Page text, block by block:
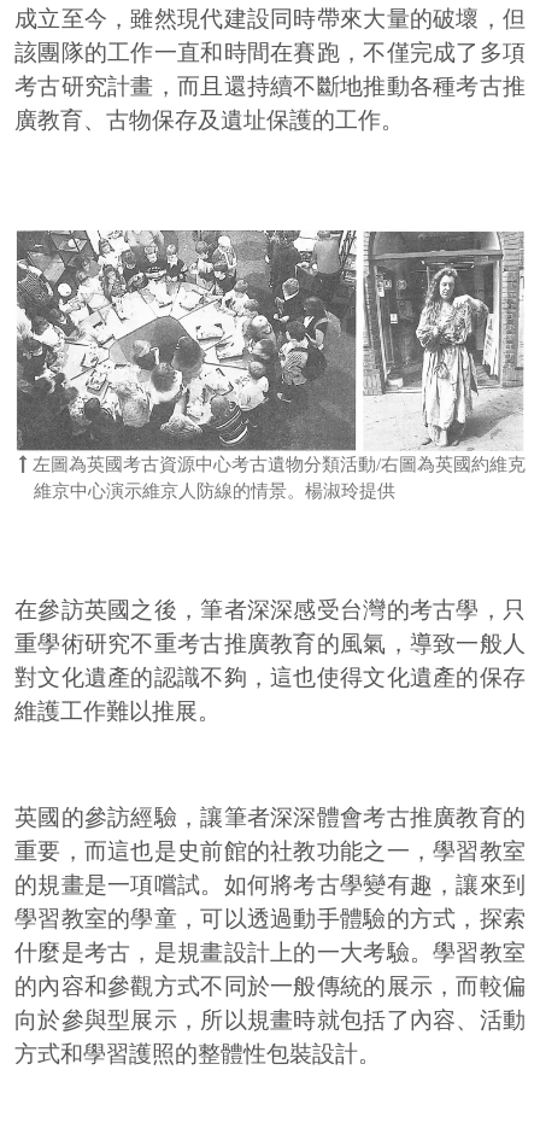
成立至今，雖然現代建設同時帶來大量的破壞，但
該團隊的工作一直和時間在賽跑，不僅完成了多項
考古研究計畫，而且還持續不斷地推動各種考古推
廣教育、古物保存及遺址保護的工作。
左圖為英國考古資源中心考古遺物分類活動/右圖為英國約維克
維京中心演示維京人防線的情景。楊淑玲提供
在參訪英國之後，筆者深深感受台灣的考古學，只
重學術研究不重考古推廣教育的風氣，導致一般人
對文化遺產的認識不夠，這也使得文化遺產的保存
維護工作難以推展。
英國的參訪經驗，讓筆者深深體會考古推廣教育的
重要，而這也是史前館的社教功能之一，學習教室
的規畫是一項嚐試。如何將考古學變有趣，讓來到
學習教室的學童，可以透過動手體驗的方式，探索
什麼是考古，是規畫設計上的一大考驗。學習教室
的內容和參觀方式不同於一般傳統的展示，而較偏
向於參與型展示，所以規畫時就包括了內容、活動
方式和學習護照的整體性包裝設計。